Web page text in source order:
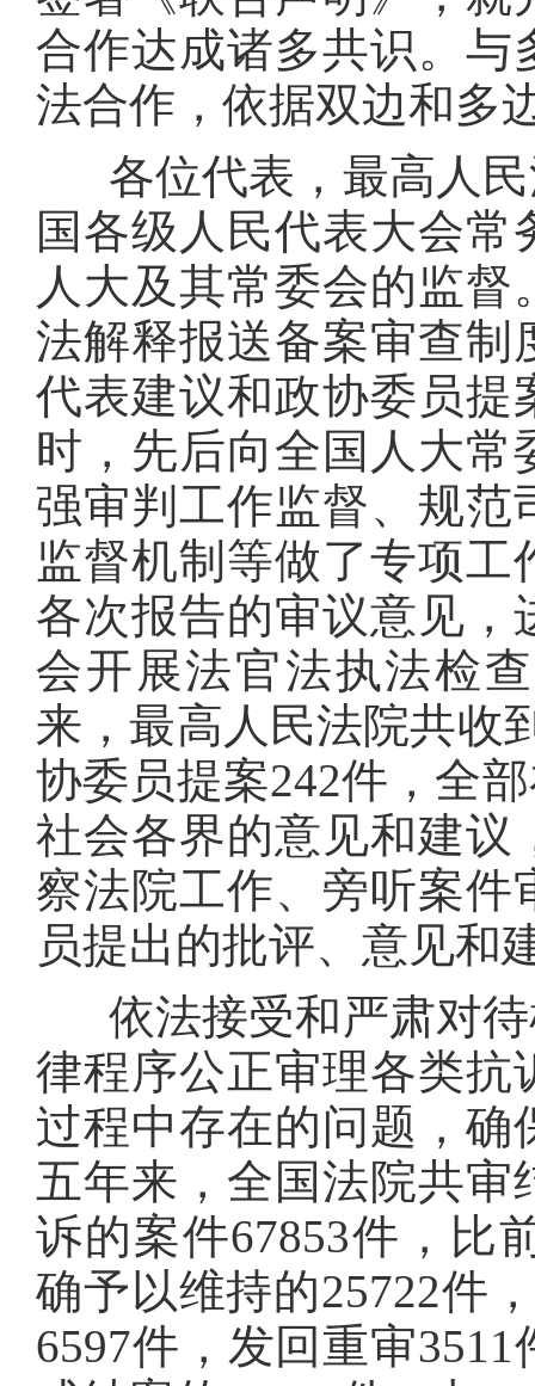
合作达成诸多共识。
法合作，依据双边和多
各位代表，最高人民
国各级人民代表大会
人大及其常委会的监
法解释报送备案审查制
代表建议和政协委员提
时，先后向全国人大
强审判工作监督、规
监督机制等做了专项
各次报告的审议意见
会开展法官法执法检
来，最高人民法院共收
协委员提案242件，全
社会各界的意见和建议
察法院工作、旁听案
员提出的批评、意见和
依法接受和严肃对待
律程序公正审理各类抗
过程中存在的问题，
五年来，全国法院共
诉的案件67853件，比
确予以维持的25722件
6597件，发回重审